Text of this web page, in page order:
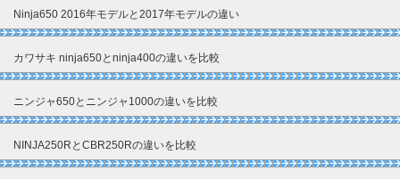
Ninja650 2016年モデルと2017年モデルの違い
カワサキ ninja650とninja400の違いを比較
ニンジャ650とニンジャ1000の違いを比較
NINJA250RとCBR250Rの違いを比較